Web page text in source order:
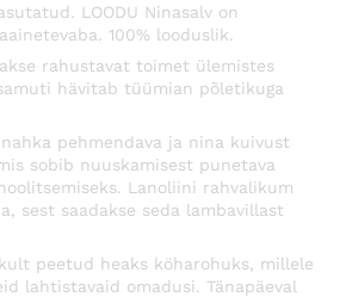
LOODU Ninasalv on
100% looduslik.
rahustavat toimet ülemistes
hävitab tüümian põletikuga
pehmendava ja nina kuivust
sobib nuuskamisest punetava
Lanoliini rahvalikum
sest saadakse seda lambavillast
peetud heaks köharohuks, millele
lahtistavaid omadusi. Tänapäeval